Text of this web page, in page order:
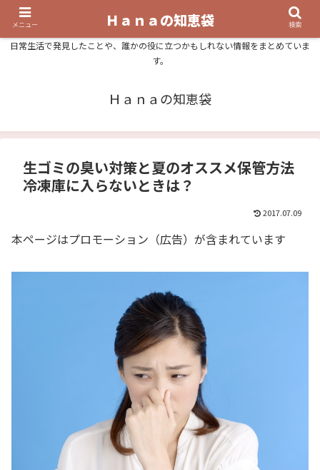
日常生活で発見したことや、誰かの役に立つかもしれない情報をまとめていま
す。
Ｈａｎａの知恵袋
生ゴミの臭い対策と夏のオススメ保管方法
冷凍庫に入らないときは？
2017.07.09
本ページはプロモーション（広告）が含まれています
メニュー Ｈａｎａの知恵袋 検索